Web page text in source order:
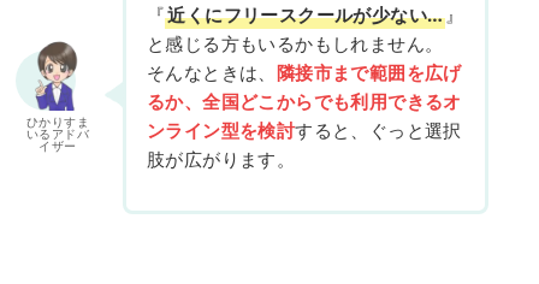
ひかりすま
いるアドバ
イザー
『近くにフリースクールが少ない… 』
と感じる方もいるかもしれません。
そんなときは、 隣接市まで範囲を広げ
るか、全国どこからでも利用できるオ
ンライン型を検討すると、ぐっと選択
肢が広がります。